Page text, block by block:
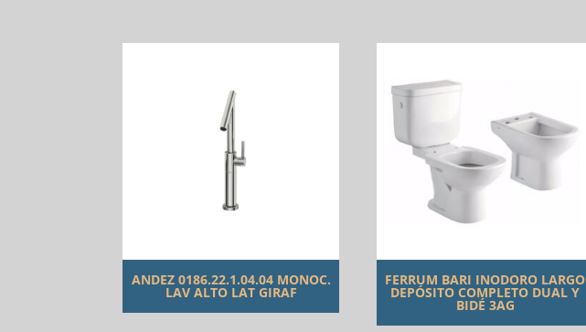
ANDEZ 0186.22.1.04.04 MONOC.
LAV ALTO LAT GIRAF
FERRUM BARI INODORO LARGO
DEPÓSITO COMPLETO DUAL Y
BIDÉ 3AG